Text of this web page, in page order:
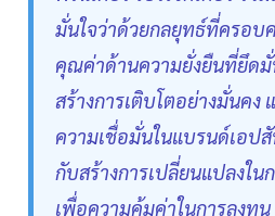
มั่นใจว่าด้วยกลยุทธ์ที่ครอบ
คุณค่าด้านความยั่งยืนที่ยึดมั่
สร้างการเติบโตอย่างมั่นคง
ความเชื่อมั่นในแบรนด์เอป
กับสร้างการเปลี่ยนแปลงใ
เพื่อความคุ้มค่าในการลงทุ